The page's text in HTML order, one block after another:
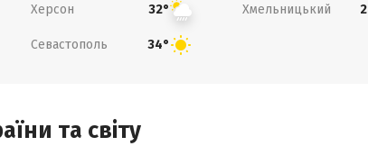
Херсон 32° Хмельницький
Севастополь 34°
та світу